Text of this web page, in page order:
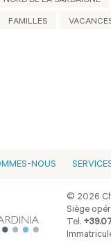
FAMILLES
NOUS
© 2026
Siège
Tel.